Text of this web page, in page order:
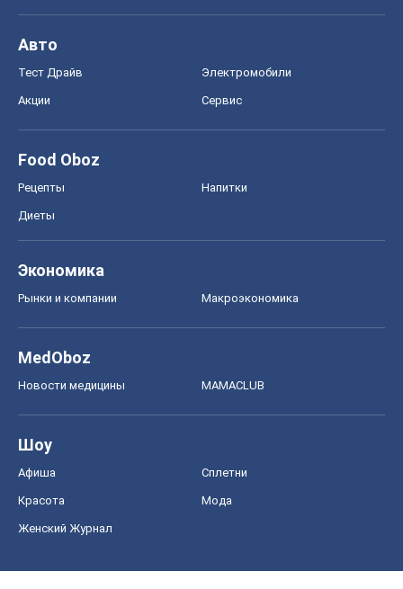
Авто
Тест Драйв Электромобили
Акции Сервис
Food Oboz
Рецепты Напитки
Диеты
Экономика
Рынки и компании Mакроэкономика
MedOboz
Новости медицины MAMACLUB
Шоу
Афиша Сплетни
Красота Мода
Женский Журнал